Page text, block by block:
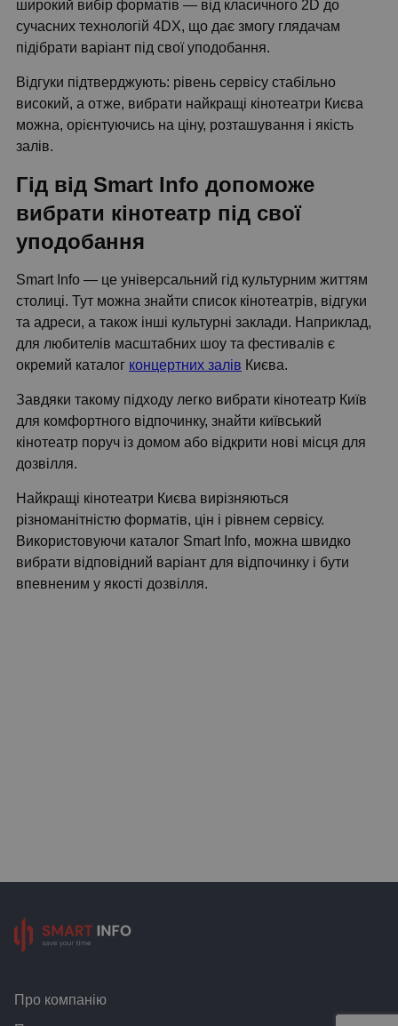
широкий вибір форматів — від класичного 2D до
сучасних технологій 4DX, що дає змогу глядачам
підібрати варіант під свої уподобання.
Відгуки підтверджують: рівень сервісу стабільно
високий, а отже, вибрати найкращі кінотеатри Києва
можна, орієнтуючись на ціну, розташування і якість
залів.
Гід від Smart Info допоможе
вибрати кінотеатр під свої
уподобання
Smart Info — це універсальний гід культурним життям
столиці. Тут можна знайти список кінотеатрів, відгуки
та адреси, а також інші культурні заклади. Наприклад,
для любителів масштабних шоу та фестивалів є
окремий каталог концертних залів Києва.
Завдяки такому підходу легко вибрати кінотеатр Київ
для комфортного відпочинку, знайти київський
кінотеатр поруч із домом або відкрити нові місця для
дозвілля.
Найкращі кінотеатри Києва вирізняються
різноманітністю форматів, цін і рівнем сервісу.
Використовуючи каталог Smart Info, можна швидко
вибрати відповідний варіант для відпочинку і бути
впевненим у якості дозвілля.
Про компанію